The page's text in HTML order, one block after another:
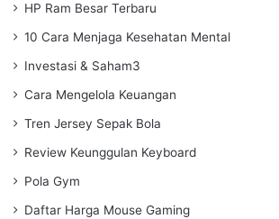
HP Ram Besar Terbaru
10 Cara Menjaga Kesehatan Mental
Investasi & Saham3
Cara Mengelola Keuangan
Tren Jersey Sepak Bola
Review Keunggulan Keyboard
Pola Gym
Daftar Harga Mouse Gaming